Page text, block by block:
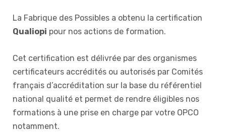
La Fabrique des Possibles a obtenu la certification
Qualiopi pour nos actions de formation.
Cet certification est délivrée par des organismes
certificateurs accrédités ou autorisés par Comités
français d’accréditation sur la base du référentiel
national qualité et permet de rendre éligibles nos
formations à une prise en charge par votre OPCO
notamment.